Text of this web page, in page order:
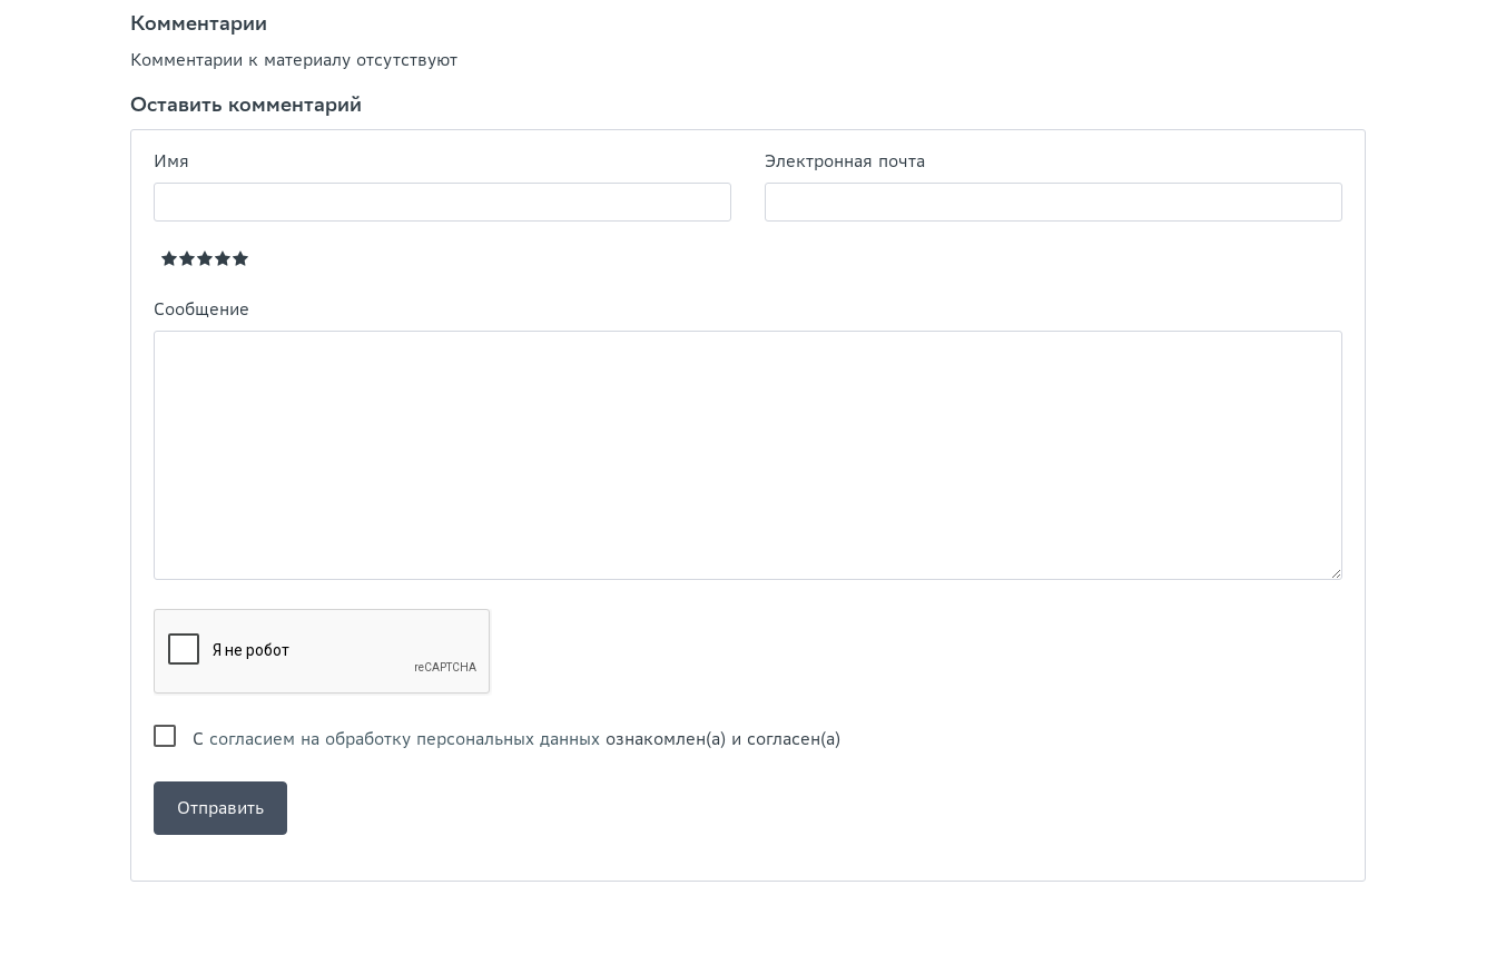
Комментарии
Комментарии к материалу отсутствуют
Оставить комментарий
Имя Электронная почта
Сообщение
С согласием на обработку персональных данных ознакомлен(а) и согласен(а)